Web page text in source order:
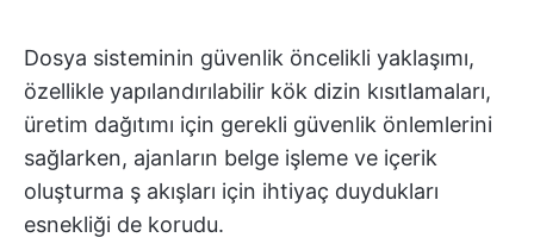
Dosya sisteminin güvenlik öncelikli yaklaşımı,
özellikle yapılandırılabilir kök dizin kısıtlamaları,
üretim dağıtımı için gerekli güvenlik önlemlerini
sağlarken, ajanların belge işleme ve içerik
oluşturma ş akışları için ihtiyaç duydukları
esnekliği de korudu.